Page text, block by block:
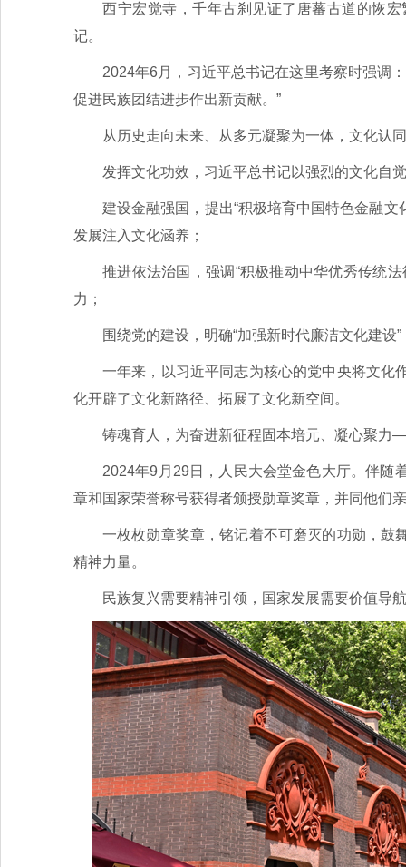
西宁宏觉寺，千年古刹见证了唐蕃古道的恢
记。
2024年6月，习近平总书记在这里考察时强调
促进民族团结进步作出新贡献。”
从历史走向未来、从多元凝聚为一体，文化认
发挥文化功效，习近平总书记以强烈的文化自
建设金融强国，提出“积极培育中国特色金融文
发展注入文化涵养；
推进依法治国，强调“积极推动中华优秀传统
力；
围绕党的建设，明确“加强新时代廉洁文化建设
一年来，以习近平同志为核心的党中央将文化
化开辟了文化新路径、拓展了文化新空间。
铸魂育人，为奋进新征程固本培元、凝心聚
2024年9月29日，人民大会堂金色大厅。伴随
章和国家荣誉称号获得者颁授勋章奖章，并同他们
一枚枚勋章奖章，铭记着不可磨灭的功勋，鼓
精神力量。
民族复兴需要精神引领，国家发展需要价值导